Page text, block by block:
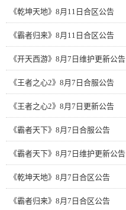
《乾坤天地》8月11日合区公告
《霸者归来》8月11日合区公告
《开天西游》8月7日维护更新公告
《王者之心2》8月7日合服公告
《王者之心2》8月7日更新公告
《霸者天下》8月7日合服公告
《霸者天下》8月7日维护更新公告
《乾坤天地》8月7日合区公告
《霸者归来》8月7日合区公告